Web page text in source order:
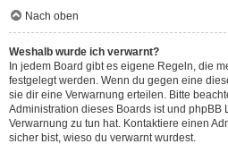
Nach oben
Weshalb wurde ich verwarnt?
In jedem Board gibt es eigene Regeln, die
festgelegt werden. Wenn du gegen eine
sie dir eine Verwarnung erteilen. Bitte
Administration dieses Boards ist und phpBB
Verwarnung zu tun hat. Kontaktiere einen
sicher bist, wieso du verwarnt wurdest.